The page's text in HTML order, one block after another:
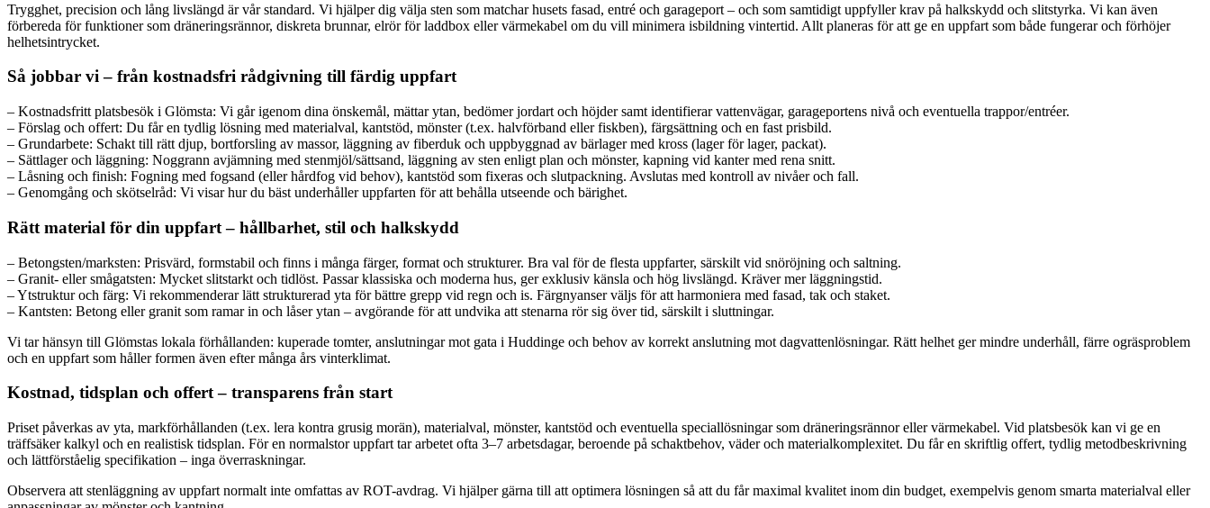
Trygghet, precision och lång livslängd är vår standard. Vi hjälper dig välja sten som matchar husets fasad, entré och garageport – och som samtidigt uppfyller krav på halkskydd och slitstyrka. Vi kan även
förbereda för funktioner som dräneringsrännor, diskreta brunnar, elrör för laddbox eller värmekabel om du vill minimera isbildning vintertid. Allt planeras för att ge en uppfart som både fungerar och förhöjer
helhetsintrycket.
Så jobbar vi – från kostnadsfri rådgivning till färdig uppfart
– Kostnadsfritt platsbesök i Glömsta: Vi går igenom dina önskemål, mättar ytan, bedömer jordart och höjder samt identifierar vattenvägar, garageportens nivå och eventuella trappor/entréer.
– Förslag och offert: Du får en tydlig lösning med materialval, kantstöd, mönster (t.ex. halvförband eller fiskben), färgsättning och en fast prisbild.
– Grundarbete: Schakt till rätt djup, bortforsling av massor, läggning av fiberduk och uppbyggnad av bärlager med kross (lager för lager, packat).
– Sättlager och läggning: Noggrann avjämning med stenmjöl/sättsand, läggning av sten enligt plan och mönster, kapning vid kanter med rena snitt.
– Låsning och finish: Fogning med fogsand (eller hårdfog vid behov), kantstöd som fixeras och slutpackning. Avslutas med kontroll av nivåer och fall.
– Genomgång och skötselråd: Vi visar hur du bäst underhåller uppfarten för att behålla utseende och bärighet.
Rätt material för din uppfart – hållbarhet, stil och halkskydd
– Betongsten/marksten: Prisvärd, formstabil och finns i många färger, format och strukturer. Bra val för de flesta uppfarter, särskilt vid snöröjning och saltning.
– Granit- eller smågatsten: Mycket slitstarkt och tidlöst. Passar klassiska och moderna hus, ger exklusiv känsla och hög livslängd. Kräver mer läggningstid.
– Ytstruktur och färg: Vi rekommenderar lätt strukturerad yta för bättre grepp vid regn och is. Färgnyanser väljs för att harmoniera med fasad, tak och staket.
– Kantsten: Betong eller granit som ramar in och låser ytan – avgörande för att undvika att stenarna rör sig över tid, särskilt i sluttningar.
Vi tar hänsyn till Glömstas lokala förhållanden: kuperade tomter, anslutningar mot gata i Huddinge och behov av korrekt anslutning mot dagvattenlösningar. Rätt helhet ger mindre underhåll, färre ogräsproblem
och en uppfart som håller formen även efter många års vinterklimat.
Kostnad, tidsplan och offert – transparens från start
Priset påverkas av yta, markförhållanden (t.ex. lera kontra grusig morän), materialval, mönster, kantstöd och eventuella speciallösningar som dräneringsrännor eller värmekabel. Vid platsbesök kan vi ge en
träffsäker kalkyl och en realistisk tidsplan. För en normalstor uppfart tar arbetet ofta 3–7 arbetsdagar, beroende på schaktbehov, väder och materialkomplexitet. Du får en skriftlig offert, tydlig metodbeskrivning
och lättförståelig specifikation – inga överraskningar.
Observera att stenläggning av uppfart normalt inte omfattas av ROT-avdrag. Vi hjälper gärna till att optimera lösningen så att du får maximal kvalitet inom din budget, exempelvis genom smarta materialval eller